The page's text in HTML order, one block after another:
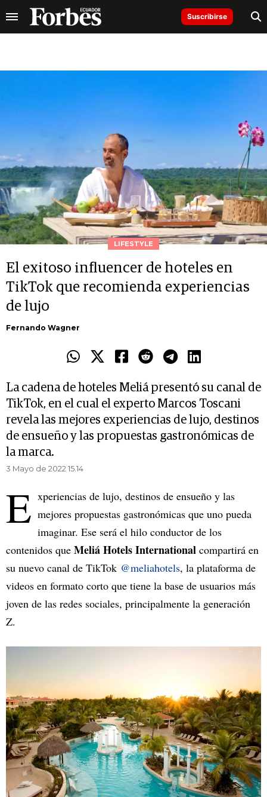
Suscribirse
LIFESTYLE
El exitoso influencer de hoteles en
TikTok que recomienda experiencias
de lujo
Fernando Wagner
La cadena de hoteles Meliá presentó su canal de
TikTok, en el cual el experto Marcos Toscani
revela las mejores experiencias de lujo, destinos
de ensueño y las propuestas gastronómicas de
la marca.
3 Mayo de 2022 15.14
E xperiencias de lujo, destinos de ensueño y las
mejores propuestas gastronómicas que uno pueda
imaginar. Ese será el hilo conductor de los
contenidos que Meliá Hotels International compartirá en
su nuevo canal de TikTok @meliahotels, la plataforma de
videos en formato corto que tiene la base de usuarios más
joven de las redes sociales, principalmente la generación
Z.